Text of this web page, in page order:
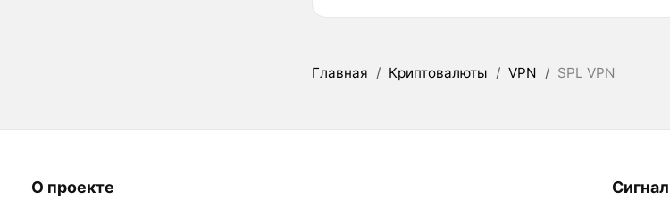
Главная / Криптовалюты / VPN / SPL VPN
О проекте